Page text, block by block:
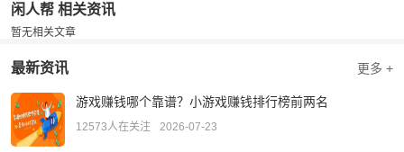
闲人帮 相关资讯
暂无相关文章
最新资讯 更多 +
游戏赚钱哪个靠谱？小游戏赚钱排行榜前两名
12573人在关注 2026-07-23